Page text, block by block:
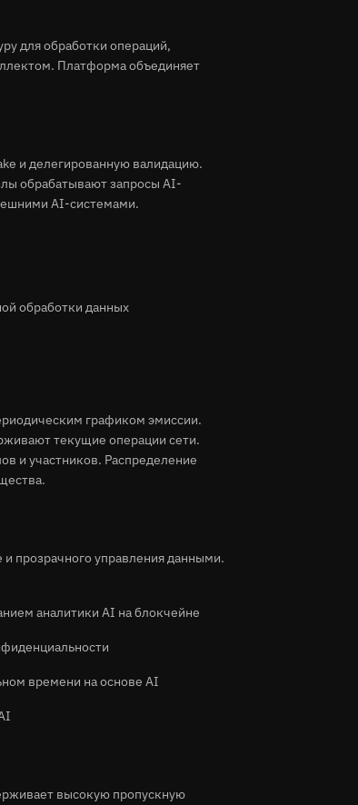
для обработки операций,
Платформа объединяет
и делегированную валидацию.
обрабатывают запросы AI-
AI-системами.
обработки данных
графиком эмиссии.
текущие операции сети.
и участников. Распределение
прозрачного управления данными.
аналитики AI на блокчейне
времени на основе AI
высокую пропускную